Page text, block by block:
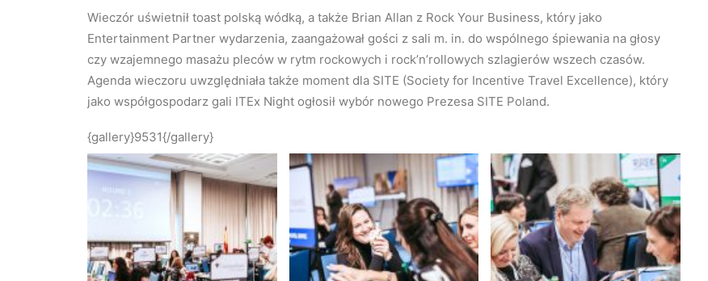
Wieczór uświetnił toast polską wódką, a także Brian Allan z Rock Your Business, który jako
Entertainment Partner wydarzenia, zaangażował gości z sali m. in. do wspólnego śpiewania na głosy
czy wzajemnego masażu pleców w rytm rockowych i rock’n’rollowych szlagierów wszech czasów.
Agenda wieczoru uwzględniała także moment dla SITE (Society for Incentive Travel Excellence), który
jako współgospodarz gali ITEx Night ogłosił wybór nowego Prezesa SITE Poland.
{gallery}9531{/gallery}